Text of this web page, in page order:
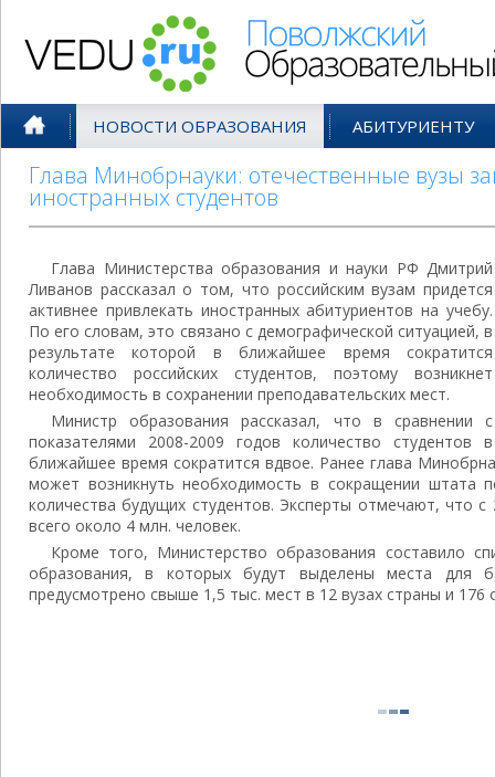
НОВОСТИ ОБРАЗОВАНИЯ АБИТУРИЕНТУ
Глава Минобрнауки: отечественные вузы
иностранных студентов
Глава Министерства образования и науки РФ Дмитрий
Ливанов рассказал о том, что российским вузам придется
активнее привлекать иностранных абитуриентов на учебу.
По его словам, это связано с демографической ситуацией, в
результате которой в ближайшее время сократится
количество российских студентов, поэтому возникнет
необходимость в сохранении преподавательских мест.
Министр образования рассказал, что в сравнении с
показателями 2008-2009 годов количество студентов в
ближайшее время сократится вдвое. Ранее глава
может возникнуть необходимость в сокращении штата
количества будущих студентов. Эксперты отмечают, что с
всего около 4 млн. человек.
Кроме того, Министерство образования составило
образования, в которых будут выделены места для
предусмотрено свыше 1,5 тыс. мест в 12 вузах страны и 176